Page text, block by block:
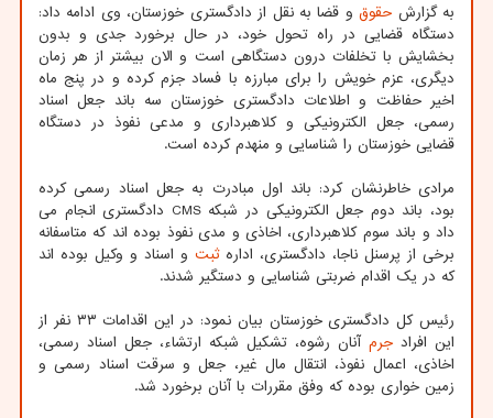
به گزارش حقوقو قضا به نقل از دادگستری خوزستان، وی ادامه داد:
دستگاه قضایی در راه تحول خود، در حال برخورد جدی و بدون
بخشایش با تخلفات درون دستگاهی است و الان بیشتر از هر زمان
دیگری، عزم خویش را برای مبارزه با فساد جزم کرده و در پنج ماه
اخیر حفاظت و اطلاعات دادگستری خوزستان سه باند جعل اسناد
رسمی، جعل الکترونیکی و کلاهبرداری و مدعی نفوذ در دستگاه
قضایی خوزستان را شناسایی و منهدم کرده است.
مرادی خاطرنشان کرد: باند اول مبادرت به جعل اسناد رسمی کرده
بود، باند دوم جعل الکترونیکی در شبکه CMS دادگستری انجام می
داد و باند سوم کلاهبرداری، اخاذی و مدی نفوذ بوده اند که متاسفانه
برخی از پرسنل ناجا، دادگستری، ادارهثبت و اسناد و وکیل بوده اند
که در یک اقدام ضربتی شناسایی و دستگیر شدند.
رئیس کل دادگستری خوزستان بیان نمود: در این اقدامات ۳۳ نفر از
این افراد جرم آنان رشوه، تشکیل شبکه ارتشاء، جعل اسناد رسمی،
اخاذی، اعمال نفوذ، انتقال مال غیر، جعل و سرقت اسناد رسمی و
زمین خواری بوده که وفق مقررات با آنان برخورد شد.